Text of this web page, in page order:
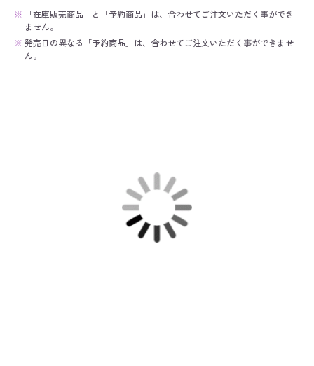
※
「在庫販売商品」と「予約商品」は、合わせてご注文いただく事ができ
ません。
※ 発売日の異なる「予約商品」は、合わせてご注文いただく事ができませ
ん。